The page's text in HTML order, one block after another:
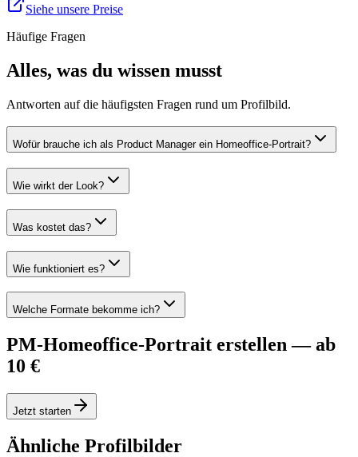
Siehe unsere Preise
Häufige Fragen
Alles, was du wissen musst
Antworten auf die häufigsten Fragen rund um Profilbild.
Wofür brauche ich als Product Manager ein Homeoffice-Portrait?
Wie wirkt der Look?
Was kostet das?
Wie funktioniert es?
Welche Formate bekomme ich?
PM-Homeoffice-Portrait erstellen — ab
10 €
Jetzt starten
Ähnliche Profilbilder